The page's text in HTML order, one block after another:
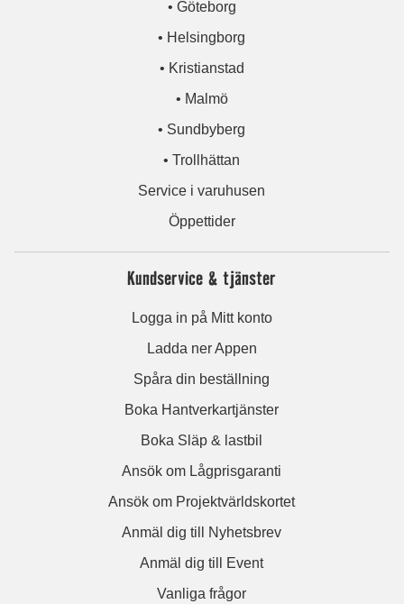
• Göteborg
• Helsingborg
• Kristianstad
• Malmö
• Sundbyberg
• Trollhättan
Service i varuhusen
Öppettider
Kundservice & tjänster
Logga in på Mitt konto
Ladda ner Appen
Spåra din beställning
Boka Hantverkartjänster
Boka Släp & lastbil
Ansök om Lågprisgaranti
Ansök om Projektvärldskortet
Anmäl dig till Nyhetsbrev
Anmäl dig till Event
Vanliga frågor